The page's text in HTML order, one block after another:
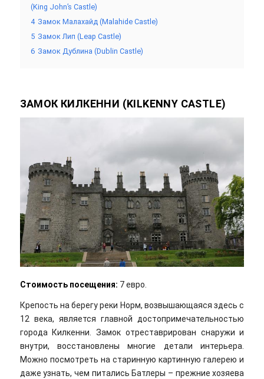
(King John’s Castle)
4 Замок Малахайд (Malahide Castle)
5 Замок Лип (Leap Castle)
6 Замок Дублина (Dublin Castle)
ЗАМОК КИЛКЕННИ (KILKENNY CASTLE)
Стоимость посещения: 7 евро.
Крепость на берегу реки Норм, возвышающаяся здесь с
12 века, является главной достопримечательностью
города Килкенни. Замок отреставрирован снаружи и
внутри, восстановлены многие детали интерьера.
Можно посмотреть на старинную картинную галерею и
даже узнать, чем питались Батлеры – прежние хозяева